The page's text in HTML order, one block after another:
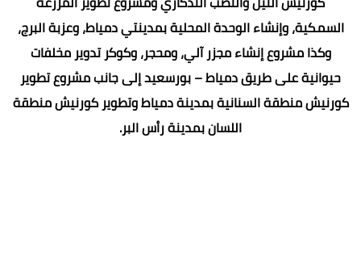
السمكية، وإنشاء الوحدة المحلية بمدينتي دمياط، وعزبة البرج،
وكذا مشروع إنشاء مجزر آلي، ومحجر، وكوكر تدوير مخلفات
حيوانية على طريق دمياط – بورسعيد إلى جانب مشروع تطوير
كورنيش منطقة السنانية بمدينة دمياط وتطوير كورنيش منطقة
اللسان بمدينة رأس البر.